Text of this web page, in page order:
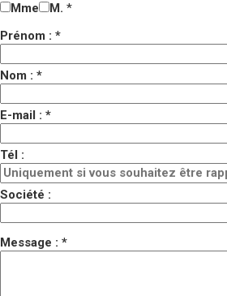
Mme
M. *
Prénom : *
Nom : *
E-mail : *
Tél :
Société :
Message : *